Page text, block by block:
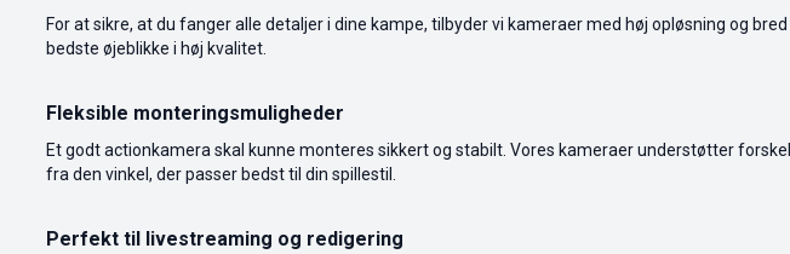
For at sikre, at du fanger alle detaljer i dine kampe, tilbyder vi kameraer med høj opløsning og
bedste øjeblikke i høj kvalitet.
Fleksible monteringsmuligheder
Et godt actionkamera skal kunne monteres sikkert og stabilt. Vores kameraer understøtter
fra den vinkel, der passer bedst til din spillestil.
Perfekt til livestreaming og redigering